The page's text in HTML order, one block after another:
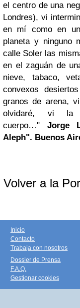
el centro de una
Londres), vi
en mí como en
planeta y ninguno
calle Soler las
en el zaguán de
nieve, tabaco,
convexos
granos de arena,
olvidaré, vi la
cuerpo…" Jorge
Aleph". Buenos
Volver a la
Inicio
Contacto
Trabaja con nosotros
Dossier de Prensa
F.A.Q.
Gestionar cookies